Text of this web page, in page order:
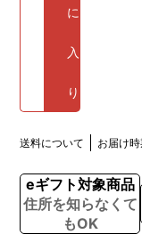
に
入
り
送料について お届け
eギフト対象商品
住所を知らなくて
もOK